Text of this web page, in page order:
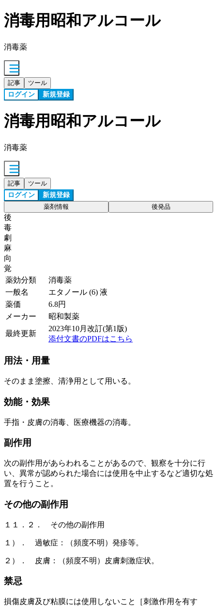
消毒用昭和アルコール
消毒薬
記事 ツール
ログイン 新規登録
消毒用昭和アルコール
消毒薬
記事 ツール
ログイン 新規登録
薬剤情報 後発品
後
毒
劇
麻
向
覚
薬効分類
消毒薬
一般名
エタノール (6) 液
薬価
6.8円
メーカー
昭和製薬
最終更新
2023年10月改訂(第1版)
添付文書のPDFはこちら
用法・用量
そのまま塗擦、清浄用として用いる。
効能・効果
手指・皮膚の消毒、医療機器の消毒。
副作用
次の副作用があらわれることがあるので、観察を十分に行
い、異常が認められた場合には使用を中止するなど適切な処
置を行うこと。
その他の副作用
１１．２． その他の副作用
１）． 過敏症：（頻度不明）発疹等。
２）． 皮膚：（頻度不明）皮膚刺激症状。
禁忌
損傷皮膚及び粘膜には使用しないこと［刺激作用を有す